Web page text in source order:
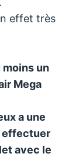
effet très
un
Mega
a une
effectuer
avec le